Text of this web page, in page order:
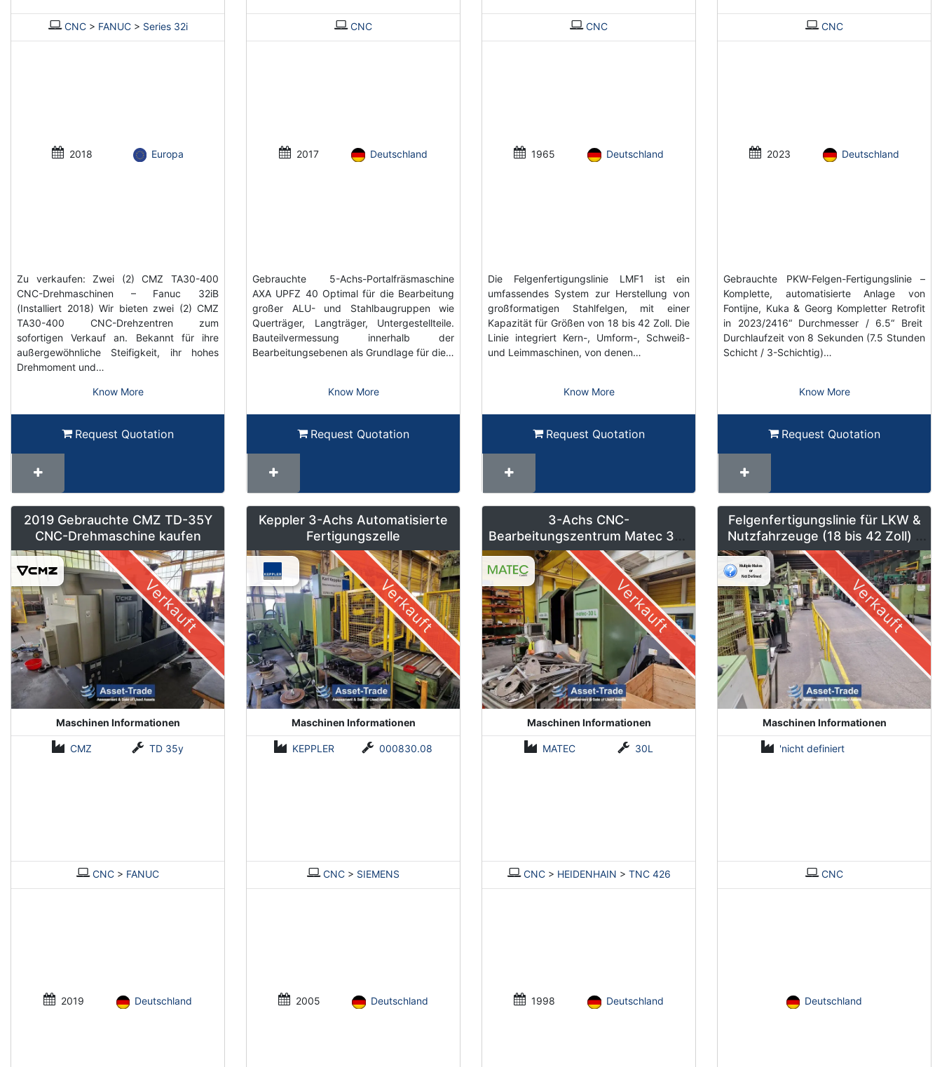
CNC> FANUC> Series 32i
2018 Europa
Zu verkaufen: Zwei (2) CMZ TA30-400
CNC-Drehmaschinen – Fanuc 32iB
(Installiert 2018) Wir bieten zwei (2) CMZ
TA30-400 CNC-Drehzentren zum
sofortigen Verkauf an. Bekannt für ihre
außergewöhnliche Steifigkeit, ihr hohes
Drehmoment und…
Know More
Request Quotation
CNC
2017 Deutschland
Gebrauchte 5-Achs-Portalfräsmaschine
AXA UPFZ 40 Optimal für die Bearbeitung
großer ALU- und Stahlbaugruppen wie
Querträger, Langträger, Untergestellteile.
Bauteilvermessung innerhalb der
Bearbeitungsebenen als Grundlage für die…
Know More
Request Quotation
CNC
1965 Deutschland
Die Felgenfertigungslinie LMF1 ist ein
umfassendes System zur Herstellung von
großformatigen Stahlfelgen, mit einer
Kapazität für Größen von 18 bis 42 Zoll. Die
Linie integriert Kern-, Umform-, Schweiß-
und Leimmaschinen, von denen…
Know More
Request Quotation
CNC
2023 Deutschland
Gebrauchte PKW-Felgen-Fertigungslinie –
Komplette, automatisierte Anlage von
Fontijne, Kuka & Georg Kompletter Retrofit
in 2023/2416“ Durchmesser / 6.5“ Breit
Durchlaufzeit von 8 Sekunden (7.5 Stunden
Schicht / 3-Schichtig)…
Know More
Request Quotation
2019 Gebrauchte CMZ TD-35Y
CNC-Drehmaschine kaufen
Verkauft
Maschinen Informationen
CMZ TD 35y
CNC > FANUC
2019 Deutschland
Keppler 3-Achs Automatisierte
Fertigungszelle
Verkauft
Maschinen Informationen
KEPPLER 000830.08
CNC > SIEMENS
2005 Deutschland
3-Achs CNC-
Bearbeitungszentrum Matec 30L
mit Heidenhain Steuerung und
Pendelbetrieb
Verkauft
Maschinen Informationen
MATEC 30L
CNC> HEIDENHAIN > TNC 426
1998 Deutschland
Felgenfertigungslinie für LKW &
Nutzfahrzeuge (18 bis 42 Zoll) –
LMF1
Verkauft
Maschinen Informationen
'nicht definiert
CNC
Deutschland